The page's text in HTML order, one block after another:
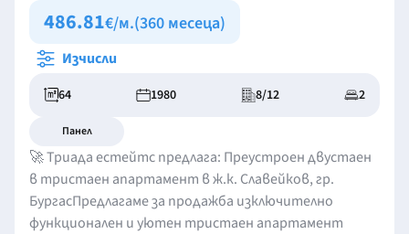
486.81€/м.(360 месеца)
Изчисли
64 1980 8/12 2
Панел
🚀 Триада естейтс предлага: Преустроен двустаен
в тристаен апартамент в ж.к. Славейков, гр.
БургасПредлагаме за продажба изключително
функционален и уютен тристаен апартамент